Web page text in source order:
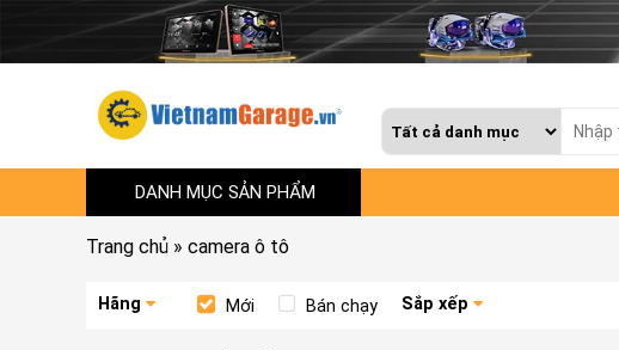
DANH MỤC SẢN PHẨM
Trang chủ » camera ô tô
Hãng Mới Bán chạy Sắp xếp